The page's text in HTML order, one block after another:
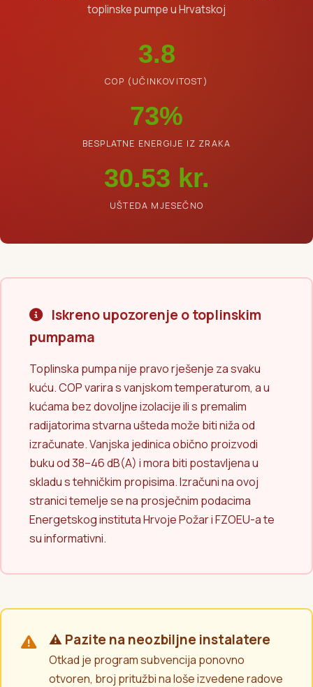
toplinske pumpe u Hrvatskoj
4.0
COP (UČINKOVITOST)
79%
BESPLATNE ENERGIJE IZ ZRAKA
32.00 kr.
UŠTEDA MJESEČNO
Iskreno upozorenje o toplinskim
pumpama
Toplinska pumpa nije pravo rješenje za svaku
kuću. COP varira s vanjskom temperaturom, a u
kućama bez dovoljne izolacije ili s premalim
radijatorima stvarna ušteda može biti niža od
izračunate. Vanjska jedinica obično proizvodi
buku od 38–46 dB(A) i mora biti postavljena u
skladu s tehničkim propisima. Izračuni na ovoj
stranici temelje se na prosječnim podacima
Energetskog instituta Hrvoje Požar i FZOEU-a te
su informativni.
⚠️ Pazite na neozbiljne instalatere
Otkad je program subvencija ponovno
otvoren, broj pritužbi na loše izvedene radove